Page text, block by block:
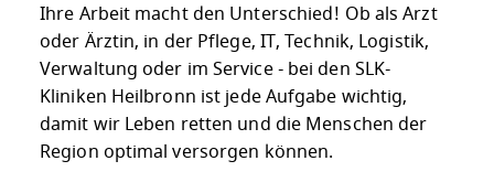
Ihre Arbeit macht den Unterschied! Ob als Arzt
oder Ärztin, in der Pflege, IT, Technik, Logistik,
Verwaltung oder im Service - bei den SLK-
Kliniken Heilbronn ist jede Aufgabe wichtig,
damit wir Leben retten und die Menschen der
Region optimal versorgen können.